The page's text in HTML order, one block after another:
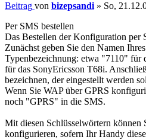
Beitrag von bizepsandi » So,
Per SMS bestellen
Das Bestellen der Konfiguration per
Zunächst geben Sie den Namen
Typenbezeichnung: etwa "7110" für
für das SonyEricsson T68i.
bezeichnen, der eingestellt werden
Wenn Sie WAP über GPRS
noch "GPRS" in die SMS.
Mit diesen Schlüsselwörtern können
konfigurieren, sofern Ihr Handy